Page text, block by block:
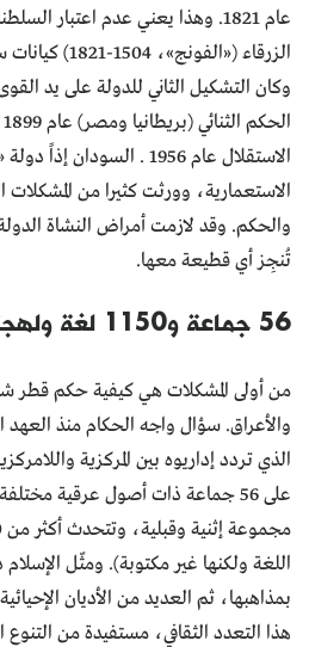
عام 1821. وهذا يعني عدم اعتبار
الزرقاء
وكان التشكيل الثاني للدولة على يد
الاستقلال عام 1956 .
الاستعمارية، وورثت كثيرا من المشكلات
والحكم. وقد لازمت أمراض النشاة
تُنجِز أي قطيعة معها.
56 جماعة و1150 لغة ولهجة
من أولى المشكلات هي كيفية حكم قطر
الذي تردد إداريوه بين المركزية
اللغة ولكنها غير مكتوبة). ومثّل الإسلام
بمذاهبها، ثم العديد من الأديان
هذا التعدد الثقافي، مستفيدة من